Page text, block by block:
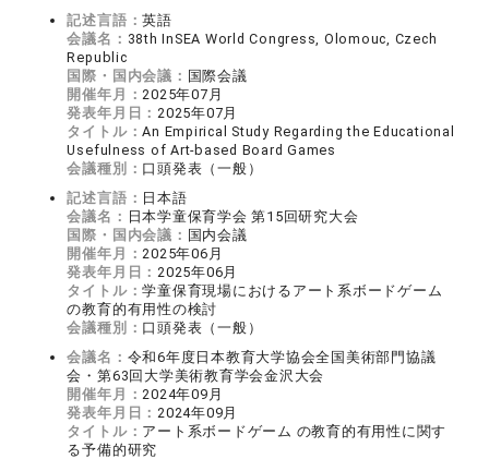
記述言語：英語
会議名： 38th InSEA World Congress, Olomouc, Czech
Republic
国際・国内会議： 国際会議
開催年月： 2025年07月
発表年月日： 2025年07月
タイトル：An Empirical Study Regarding the Educational
Usefulness of Art-based Board Games
会議種別： 口頭発表（一般）
記述言語： 日本語
会議名： 日本学童保育学会 第15回研究大会
国際・国内会議： 国内会議
開催年月： 2025年06月
発表年月日： 2025年06月
タイトル：学童保育現場におけるアート系ボードゲーム
の教育的有用性の検討
会議種別： 口頭発表（一般）
会議名： 令和6年度日本教育大学協会全国美術部門協議
会・第63回大学美術教育学会金沢大会
開催年月： 2024年09月
発表年月日： 2024年09月
タイトル： アート系ボードゲーム の教育的有用性に関す
る予備的研究